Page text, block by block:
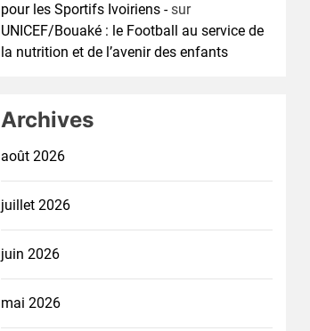
pour les Sportifs Ivoiriens -sur
UNICEF/Bouaké : le Football au service de
la nutrition et de l’avenir des enfants
Archives
août 2026
juillet 2026
juin 2026
mai 2026